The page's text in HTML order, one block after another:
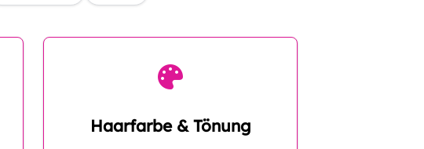
Haarfarbe & Tönung